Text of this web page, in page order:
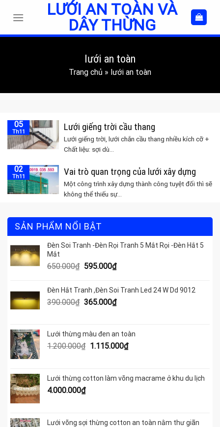
LƯỚI AN TOÀN VÀ
DÂY THỪNG
lưới an toàn
Trang chủ » lưới an toàn
SẢN PHẨM NỔI BẬT
Đèn Soi Tranh -Đèn Rọi Tranh 5 Mắt Rọi -Đèn Hắt 5
Mắt
650.000₫ Giá
là:
650.000₫.
595.000₫Giá
tại
là:
595.000₫.
Đèn Hắt Tranh ,Đèn Soi Tranh Led 24 W Dd 9012
390.000₫ Giá
390.000₫.
365.000₫Giá
là:
365.000₫.
Lưới thừng màu đen an toàn
1.200.000₫ Giá
1.200.000₫.
1.115.000₫Giá
là:
Lưới thừng cotton làm võng macrame ở khu du lịch
4.000.000₫
Lưới võng sợi thừng cotton an toàn nằm thư giãn
Lưới giếng trời cầu thang
Lưới giếng trời, lưới chắn cầu thang nhiều kích cỡ +
Chất liệu: sợi dù...
05
Th11
Vai trò quan trọng của lưới xây dựng
Một công trình xây dựng thành công tuyệt đối thì sẽ
không thể thiếu sự...
02
Th11